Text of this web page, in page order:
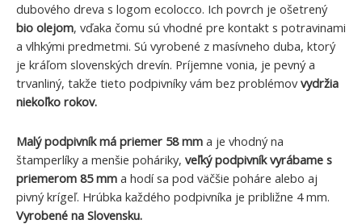
dubového dreva s logom ecolocco. Ich povrch je ošetrený
bio olejom, vďaka čomu sú vhodné pre kontakt s potravinami
a vlhkými predmetmi. Sú vyrobené z masívneho duba, ktorý
je kráľom slovenských drevín. Príjemne vonia, je pevný a
trvanliný, takže tieto podpivníky vám bez problémov vydržia
niekoľko rokov.
Malý podpivník má priemer 58 mm a je vhodný na
štamperlíky a menšie poháriky, veľký podpivník vyrábame s
priemerom 85 mm a hodí sa pod väčšie poháre alebo aj
pivný krígeľ. Hrúbka každého podpivníka je približne 4 mm.
Vyrobené na Slovensku.